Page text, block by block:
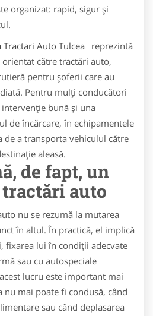
organizat: rapid, sigur și
Tractari Auto Tulcea reprezintă
către tractări auto,
pentru șoferii care au
Pentru mulți conducători
bună și una
de încărcare, în echipamentele
de a transporta vehiculul către
aleasă.
de fapt, un
auto
nu se rezumă la mutarea
în altul. În practică, el implică
fixarea lui în condiții adecvate
sau cu autospeciale
lucru este important mai
nu mai poate fi condusă, când
sau când deplasarea